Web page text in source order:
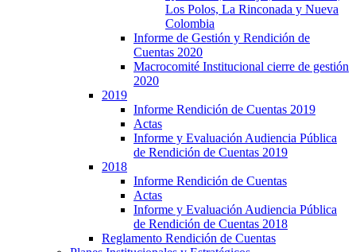
Los Polos, La Rinconada y Nueva
Colombia
Informe de Gestión y Rendición de
Cuentas 2020
Macrocomité Institucional cierre de gestión
2020
2019
Informe Rendición de Cuentas 2019
Actas
Informe y Evaluación Audiencia Pública
de Rendición de Cuentas 2019
2018
Informe Rendición de Cuentas
Actas
Informe y Evaluación Audiencia Pública
de Rendición de Cuentas 2018
Reglamento Rendición de Cuentas